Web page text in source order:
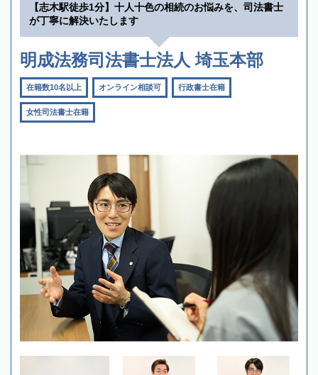
【志木駅徒歩1分】十人十色の相続のお悩みを、司法書士
が丁寧に解決いたします
明成法務司法書士法人 埼玉本部
在籍数10名以上 オンライン相談可 行政書士在籍
女性司法書士在籍